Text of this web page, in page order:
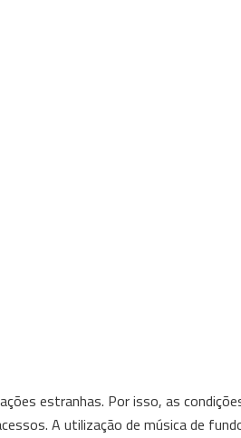
estranhas. Por isso, as
A utilização de música de